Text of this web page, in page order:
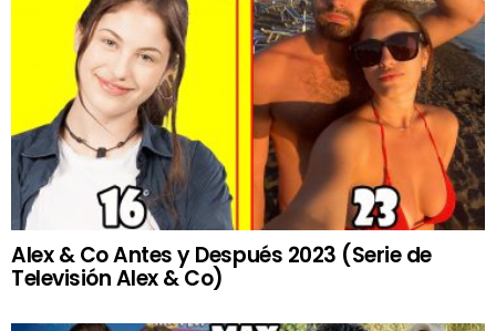
Alex & Co Antes y Después 2023 (Serie de
Televisión Alex & Co)